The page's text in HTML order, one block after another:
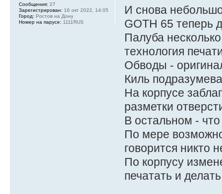
И снова
GOTH 65 теперь
Палуба
технология
Обводы -
Киль
На корпусе
разметки
В остальном -
По мере
говорится никто
По корпусу
печатать и
Сообщения: 27
Зарегистрирован: 16 окт 2022, 14:05
Город: Ростов на Дону
Номер на парусе: 1111RUS